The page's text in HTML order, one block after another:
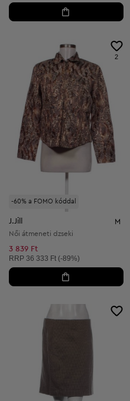
-60% a FOMO kóddal
2
J.Jill M
Női átmeneti dzseki
3 839 Ft
Ajánlott ár:
RRP 36 333 Ft (-89%)